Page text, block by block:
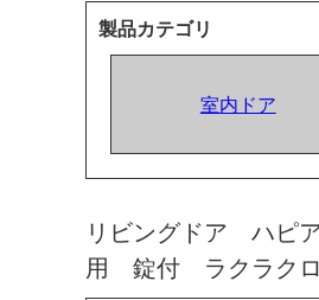
製品カテゴリ
室内ドア
リビングドア ハピ
用 錠付 ラクラクロ